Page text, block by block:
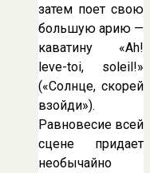
затем поет свою
большую арию —
каватину «Ah!
leve-toi, soleil!»
(«Солнце, скорей
взойди»).
Равновесие всей
сцене придает
необычайно